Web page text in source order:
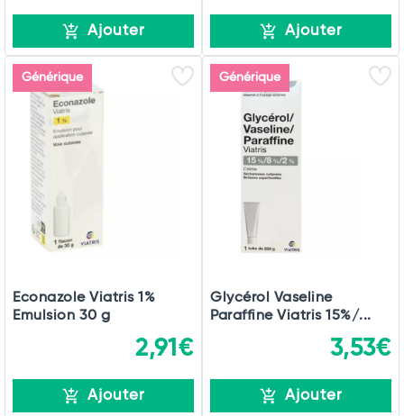
Ajouter Ajouter
Générique
Econazole Viatris 1%
Emulsion 30 g
2,91€
Ajouter
Générique
Glycérol Vaseline
Paraffine Viatris 15%/...
3,53€
Ajouter